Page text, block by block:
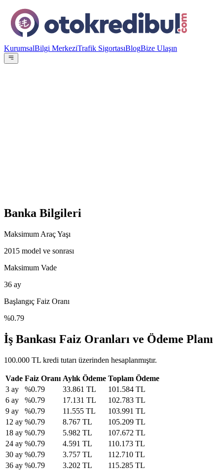
KurumsalBilgi MerkeziTrafik SigortasıBlogBize Ulaşın
Banka Bilgileri
Maksimum Araç Yaşı
2015 model ve sonrası
Maksimum Vade
36 ay
Başlangıç Faiz Oranı
%0.79
İş Bankası Faiz Oranları ve Ödeme Planı
100.000 TL kredi tutarı üzerinden hesaplanmıştır.
Vade Faiz Oranı Aylık Ödeme Toplam Ödeme
3 ay %0.79 33.861 TL
101.584 TL
6 ay %0.79 17.131 TL
102.783 TL
9 ay %0.79 11.555 TL
103.991 TL
12 ay %0.79 8.767 TL
105.209 TL
18 ay %0.79 5.982 TL
107.672 TL
24 ay %0.79 4.591 TL
110.173 TL
30 ay %0.79 3.757 TL
112.710 TL
36 ay %0.79 3.202 TL 115.285 TL